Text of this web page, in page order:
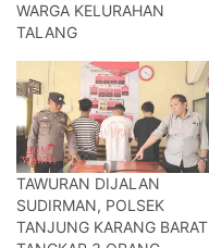
WARGA KELURAHAN
TALANG
TAWURAN DIJALAN
SUDIRMAN, POLSEK
TANJUNG KARANG BARAT